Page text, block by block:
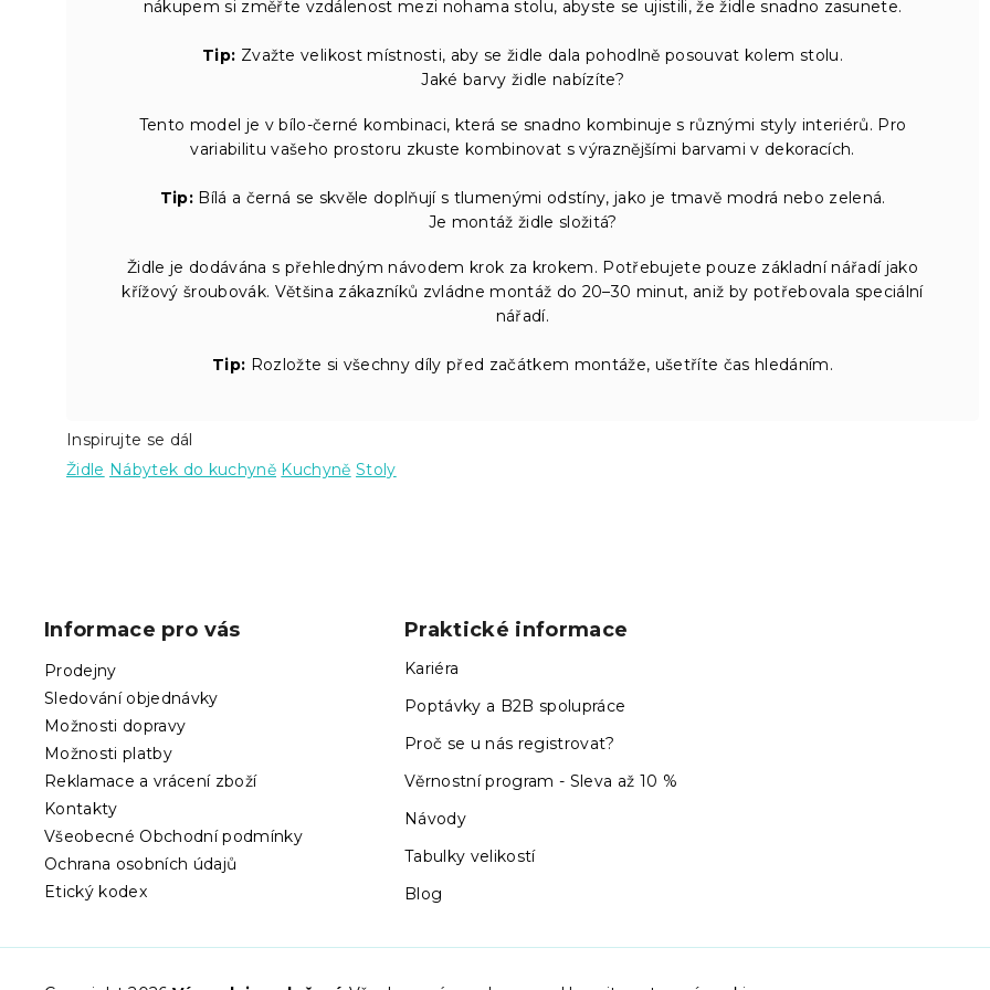
nákupem si změřte vzdálenost mezi nohama stolu, abyste se ujistili, že židle snadno zasunete.
Tip: Zvažte velikost místnosti, aby se židle dala pohodlně posouvat kolem stolu.
Jaké barvy židle nabízíte?
Tento model je v bílo-černé kombinaci, která se snadno kombinuje s různými styly interiérů. Pro
variabilitu vašeho prostoru zkuste kombinovat s výraznějšími barvami v dekoracích.
Tip:Bílá a černá se skvěle doplňují s tlumenými odstíny, jako je tmavě modrá nebo zelená.
Je montáž židle složitá?
Židle je dodávána s přehledným návodem krok za krokem. Potřebujete pouze základní nářadí jako
křížový šroubovák. Většina zákazníků zvládne montáž do 20–30 minut, aniž by potřebovala speciální
nářadí.
Tip: Rozložte si všechny díly před začátkem montáže, ušetříte čas hledáním.
Inspirujte se dál
Židle Nábytek do kuchyně Kuchyně Stoly
Informace pro vás
Prodejny
Sledování objednávky
Možnosti dopravy
Možnosti platby
Reklamace a vrácení zboží
Kontakty
Všeobecné Obchodní podmínky
Ochrana osobních údajů
Etický kodex
Praktické informace
Kariéra
Poptávky a B2B spolupráce
Proč se u nás registrovat?
Věrnostní program - Sleva až 10 %
Návody
Tabulky velikostí
Blog